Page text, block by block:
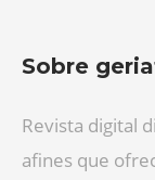
Sobre
Revista digital
afines que